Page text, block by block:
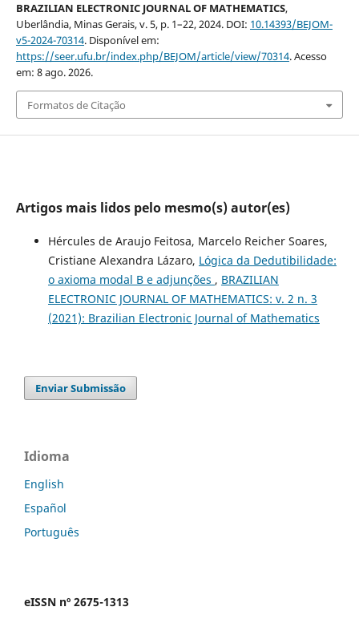
BRAZILIAN ELECTRONIC JOURNAL OF MATHEMATICS,
Uberlândia, Minas Gerais, v. 5, p. 1–22, 2024. DOI: 10.14393/BEJOM-
v5-2024-70314. Disponível em:
https://seer.ufu.br/index.php/BEJOM/article/view/70314. Acesso
em: 8 ago. 2026.
Formatos de Citação
Artigos mais lidos pelo mesmo(s) autor(es)
Hércules de Araujo Feitosa, Marcelo Reicher Soares,
Cristiane Alexandra Lázaro, Lógica da Dedutibilidade:
o axioma modal B e adjunções , BRAZILIAN
ELECTRONIC JOURNAL OF MATHEMATICS: v. 2 n. 3
(2021): Brazilian Electronic Journal of Mathematics
Enviar Submissão
Idioma
English
Español
Português
eISSN nº 2675-1313